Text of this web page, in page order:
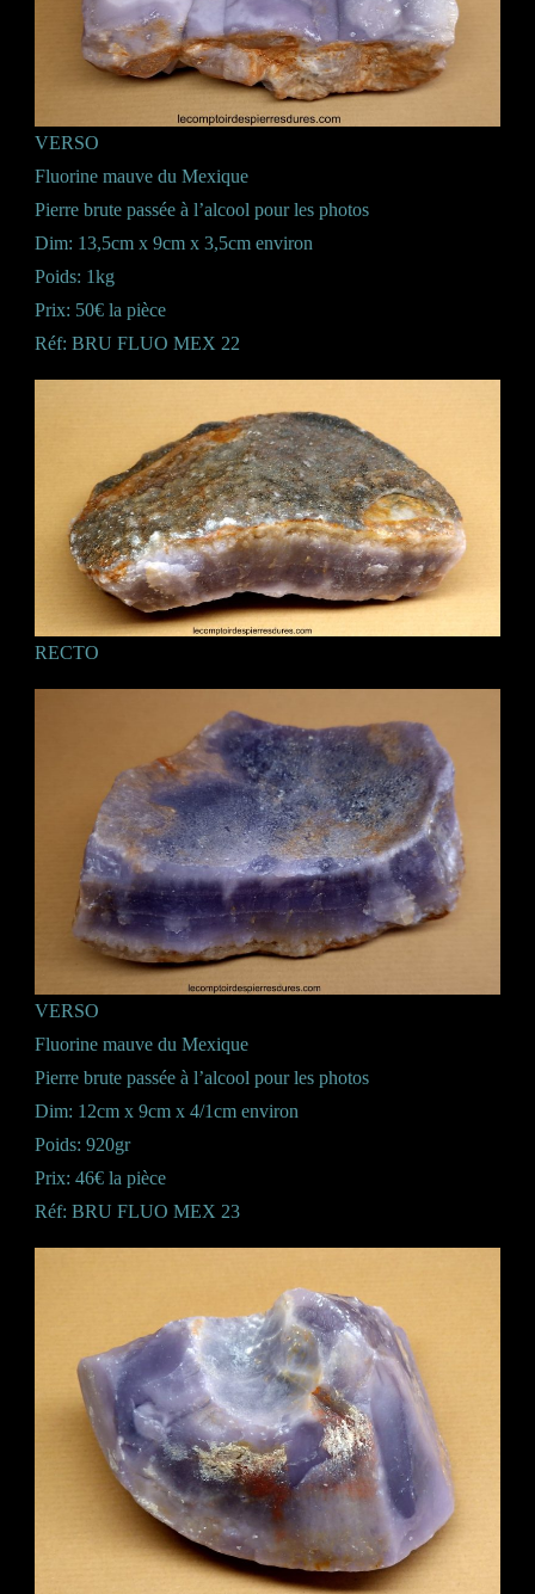
VERSO
Fluorine mauve du Mexique
Pierre brute passée à l’alcool pour les photos
Dim: 13,5cm x 9cm x 3,5cm environ
Poids: 1kg
Prix: 50€ la pièce
Réf: BRU FLUO MEX 22
RECTO
VERSO
Fluorine mauve du Mexique
Pierre brute passée à l’alcool pour les photos
Dim: 12cm x 9cm x 4/1cm environ
Poids: 920gr
Prix: 46€ la pièce
Réf: BRU FLUO MEX 23